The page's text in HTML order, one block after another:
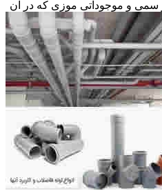
سمی و موجوداتی موزی که در آن